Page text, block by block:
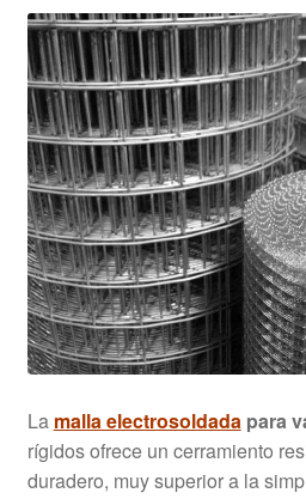
Rejillas Poliester PRFV
Tramex
Cilindros y Rejillas Filtrantes
Metal Extendido
Grapas
Demister
La malla electrosoldadapara
rígidos ofrece un cerramiento
duradero, muy superior a la